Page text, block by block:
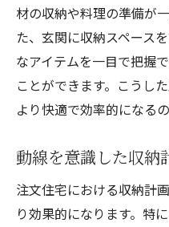
材の収納や料理の準備が
た、玄関に収納スペース
なアイテムを一目で把握
ことができます。こうし
より快適で効率的になるの
動線を意識した収納
注文住宅における収納計
り効果的になります。特